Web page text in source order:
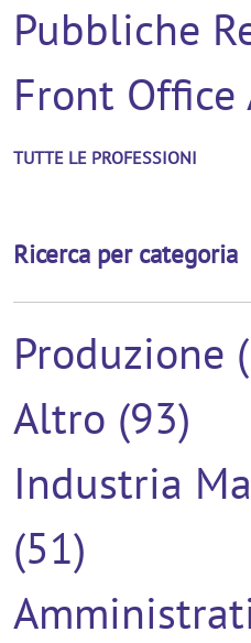
Pubbliche
Front Office
TUTTE LE PROFESSIONI
Ricerca per categoria
Produzione
Altro (93)
Industria
(51)